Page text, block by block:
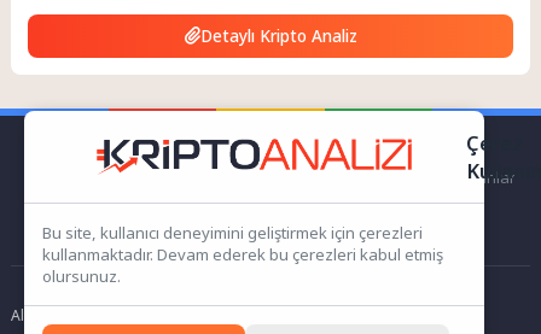
Detaylı Kripto Analiz
kriptoanalizi.com Sitemiz bünyesindeki içerikleri izinsiz kullananlar
hakkında T.C.K kanun ve yönetmeliklerine göre yasal işlem
Altın Analizi
Çerez
Bu site, kullanıcı deneyimini geliştirmek için çerezleri
kullanmaktadır. Devam ederek bu çerezleri kabul etmiş
olursunuz.